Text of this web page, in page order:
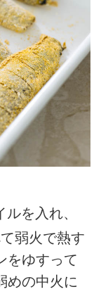
を入れ、
弱火で熱す
をゆすって
めの中火に